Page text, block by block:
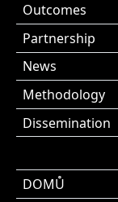
Outcomes
Partnership
News
Methodology
Dissemination
DOMŮ